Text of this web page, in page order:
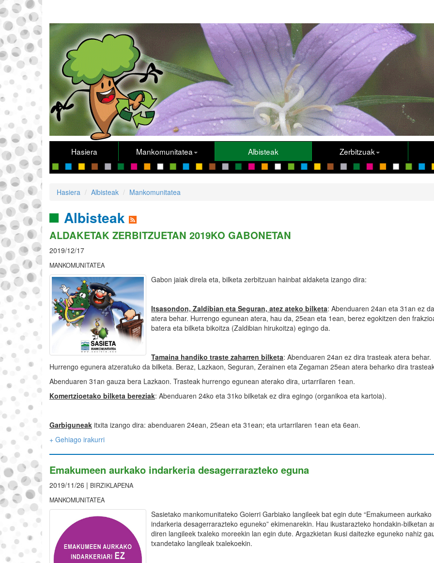
Hasiera Mankomunitatea Albisteak Zerbitzuak
Hasiera Albisteak Mankomunitatea
Albisteak
ALDAKETAK ZERBITZUETAN 2019KO GABONETAN
2019/12/17
MANKOMUNITATEA
Gabon jaiak direla eta, bilketa zerbitzuan hainbat aldaketa izango dira:
Itsasondon, Zaldibian eta Seguran, atez ateko bilketa: Abenduaren 24an eta 31an ez
atera behar. Hurrengo egunean atera, hau da, 25ean eta 1ean, berez egokitzen den
batera eta bilketa bikoitza (Zaldibian hirukoitza) egingo da.
Tamaina handiko traste zaharren bilketa: Abenduaren 24an ez dira trasteak atera behar.
Hurrengo egunera atzeratuko da bilketa. Beraz, Lazkaon, Seguran, Zerainen eta Zegaman 25ean atera beharko dira
Abenduaren 31an gauza bera Lazkaon. Trasteak hurrengo egunean aterako dira, urtarrilaren 1ean.
Komertzioetako bilketa bereziak: Abenduaren 24ko eta 31ko bilketak ez dira egingo (organikoa eta kartoia).
Garbiguneak itxita izango dira: abenduaren 24ean, 25ean eta 31ean; eta urtarrilaren 1ean eta 6ean.
+ Gehiago irakurri
Emakumeen aurkako indarkeria desagerrarazteko eguna
2019/11/26 | BIRZIKLAPENA
MANKOMUNITATEA
Sasietako mankomunitateko Goierri Garbiako langileek bat egin dute “Emakumeen aurkako
indarkeria desagerrarazteko eguneko” ekimenarekin. Hau ikustarazteko hondakin-bilketan
diren langileek txaleko moreekin lan egin dute. Argazkietan ikusi daitezke eguneko nahiz
txandetako langileak txalekoekin.